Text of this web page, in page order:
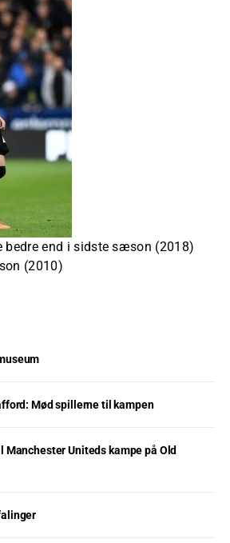
end i sidste sæson (2018)
(2010)
Mød spillerne til kampen
Uniteds kampe på Old